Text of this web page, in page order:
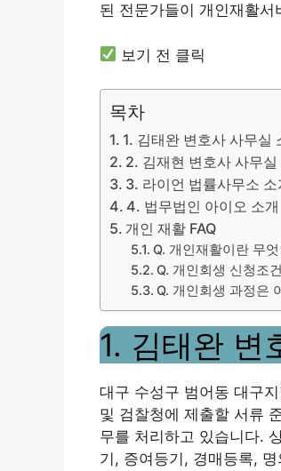
된 전문가들이 개인재활
보기 전 클릭
목차
1. 김태완 변호사 사무실
2. 김재현 변호사 사무실
3. 라이언 법률사무소 소
4. 법무법인 아이오 소개
개인 재활 FAQ
Q. 개인재활이란 무
Q. 개인회생 신청조
Q. 개인회생 과정은
1. 김태완 변
대구 수성구 범어동 대구
및 검찰청에 제출할 서류
무를 처리하고 있습니다.
기, 증여등기, 경매등록,